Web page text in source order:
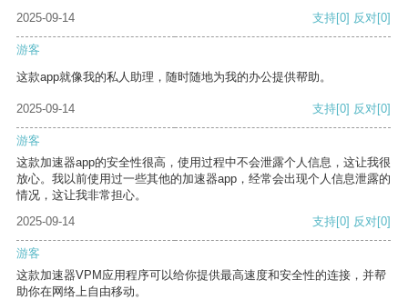
2025-09-14
支持[0] 反对[0]
游客
这款app就像我的私人助理，随时随地为我的办公提供帮助。
2025-09-14 支持[0] 反对[0]
游客
这款加速器app的安全性很高，使用过程中不会泄露个人信息，这让我很
放心。我以前使用过一些其他的加速器app，经常会出现个人信息泄露的
情况，这让我非常担心。
2025-09-14
支持[0] 反对[0]
游客
这款加速器VPM应用程序可以给你提供最高速度和安全性的连接，并帮
助你在网络上自由移动。